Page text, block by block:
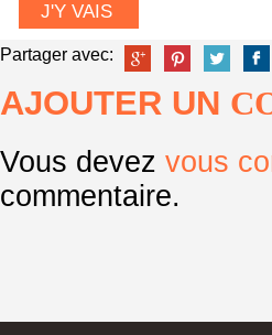
J'Y VAIS
Partager avec:
AJOUTER UN
Vous devez vous
commentaire.